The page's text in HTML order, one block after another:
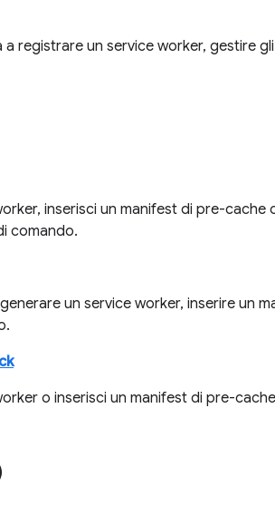
a registrare un service worker, gestire
inserisci un manifest di pre-cache
comando.
un service worker, inserire un
o inserisci un manifest di pre-